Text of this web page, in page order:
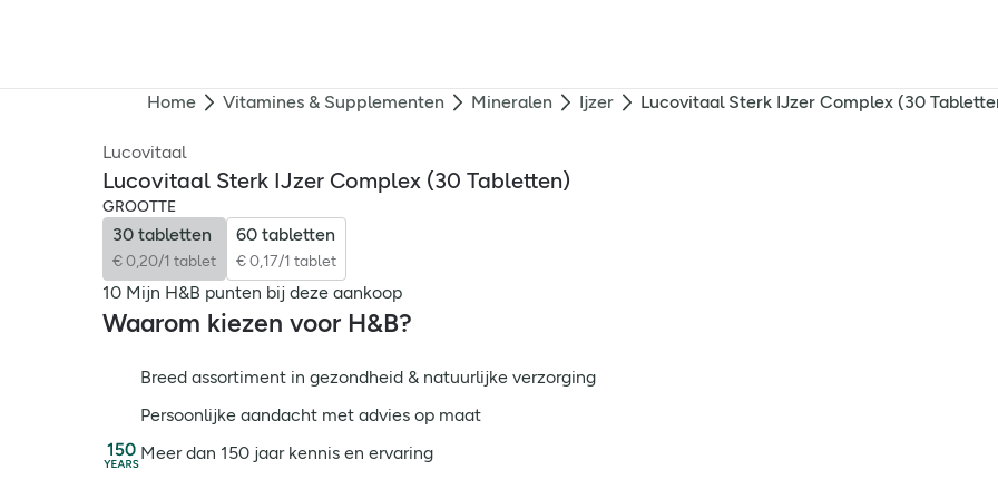
Home Vitamines & Supplementen Mineralen Ijzer Lucovitaal Sterk IJzer Complex (30
Lucovitaal
Lucovitaal Sterk IJzer Complex (30 Tabletten)
GROOTTE
30 tabletten
€ 0,20/1 tablet
60 tabletten
€ 0,17/1 tablet
10 Mijn H&B punten bij deze aankoop
Waarom kiezen voor H&B?
Breed assortiment in gezondheid & natuurlijke verzorging
Persoonlijke aandacht met advies op maat
Meer dan 150 jaar kennis en ervaring